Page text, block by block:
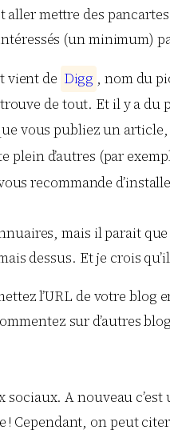
mettre des
(un minimum)
vient de Digg , nom du
de tout. Et il y a
vous publiez un
plein d’autres (par
recommande
mais il parait
dessus. Et je crois
l’URL de votre
sur d’autres
A nouveau
Cependant, on peut